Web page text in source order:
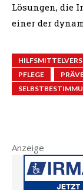
Lösungen, die
einer der
PFLEGE
Anzeige